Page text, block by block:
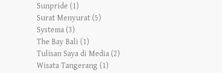
Sunpride (1)
Surat Menyurat (5)
Systema (3)
The Bay Bali (1)
Tulisan Saya di Media (2)
Wisata Tangerang (1)